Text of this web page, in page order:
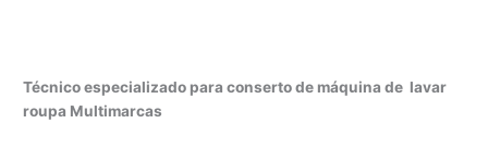
Técnico especializado para conserto de máquina de lavar
roupa Multimarcas